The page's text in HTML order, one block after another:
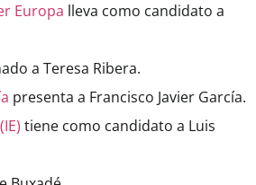
Europa lleva como candidato a
a Teresa Ribera.
presenta a Francisco Javier García.
tiene como candidato a Luis